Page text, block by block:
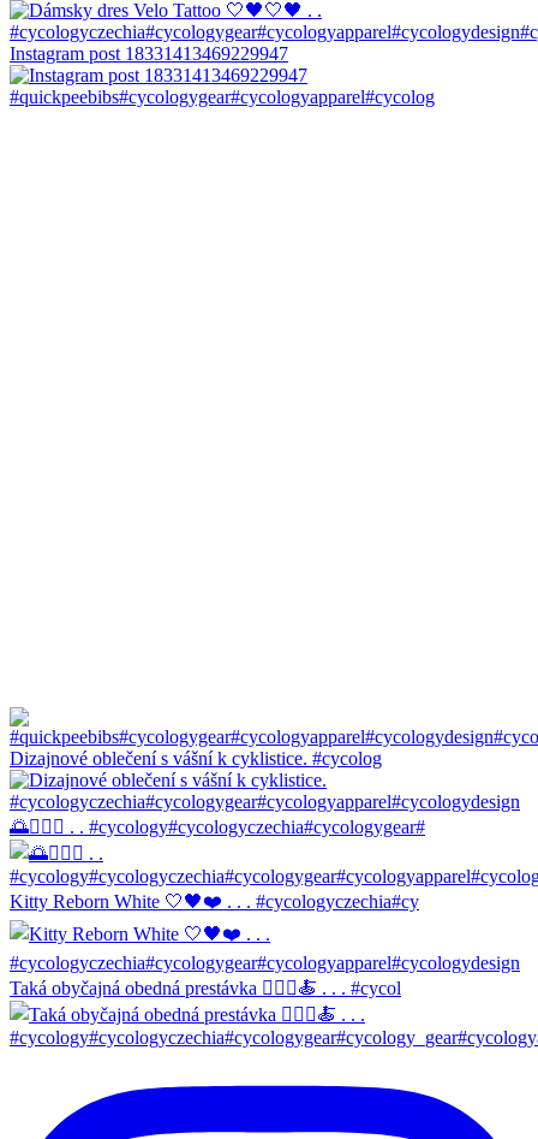
Instagram post 18331413469229947
#quickpeebibs#cycologygear#cycologyapparel#cycolog
Dizajnové oblečení s vášní k cyklistice. #cycolog
🌅🚴🏼‍♀️ . . #cycology#cycologyczechia#cycologygear#
Kitty Reborn White 🤍🖤❤️ . . . #cycologyczechia#cy
Taká obyčajná obedná prestávka 🚴🏼‍♀️🍝 . . . #cycol